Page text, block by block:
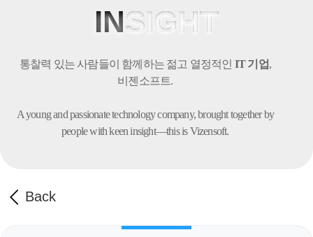
INSIGHT
통찰력 있는 사람들이 함께하는 젊고 열정적인 IT 기업,
비젠소프트.
A young and passionate technology company,brought together by
people with keen insight—this is Vizensoft.
Back